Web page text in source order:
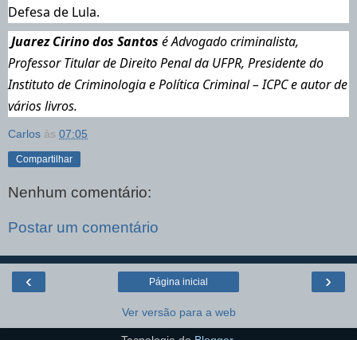
Defesa de Lula.
Juarez Cirino dos Santos é Advogado criminalista,
Professor Titular de Direito Penal da UFPR, Presidente do
Instituto de Criminologia e Política Criminal – ICPC e autor de
vários livros.
Carlos às 07:05
Compartilhar
Nenhum comentário:
Postar um comentário
‹ ›
Página inicial
Ver versão para a web